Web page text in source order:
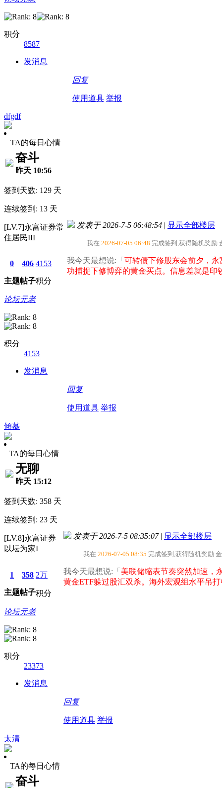
积分
8587
发消息
回复
使用道具 举报
dfgdf
TA的每日心情
奋斗
昨天 10:56
签到天数: 129 天
连续签到: 13 天
[LV.7]永富证券常
住居民III
0
主题
406
帖子
4153
积分
论坛元老
积分
4153
发消息
发表于 2026-7-5 06:48:54 | 显示全部楼层
我在 2026-07-05 06:48 完成签到,获得随机奖励
我今天最想说:「 可转债下修股东会前夕，
功捕捉下修博弈的黄金买点。信息差就是印
回复
使用道具 举报
傾慕
TA的每日心情
无聊
昨天 15:12
签到天数: 358 天
连续签到: 23 天
[LV.8]永富证券
以坛为家I
1
主题
358
帖子
2万
积分
论坛元老
积分
23373
发消息
发表于 2026-7-5 08:35:07 | 显示全部楼层
我在 2026-07-05 08:35 完成签到,获得随机奖励
我今天最想说:「 美联储缩表节奏突然加速，
黄金ETF躲过股汇双杀。海外宏观组水平吊
回复
使用道具 举报
太清
TA的每日心情
奋斗